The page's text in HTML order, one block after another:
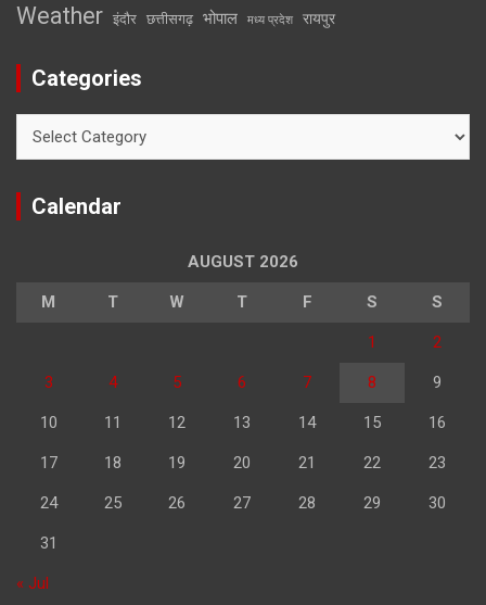
Weather इंदौर छत्तीसगढ़ भोपाल मध्य प्रदेश रायपुर
Categories
Calendar
AUGUST 2026
M T W T F S S
1 2
3 4 5 6 7 8 9
10 11 12 13 14 15 16
17 18 19 20 21 22 23
24 25 26 27 28 29 30
31
« Jul